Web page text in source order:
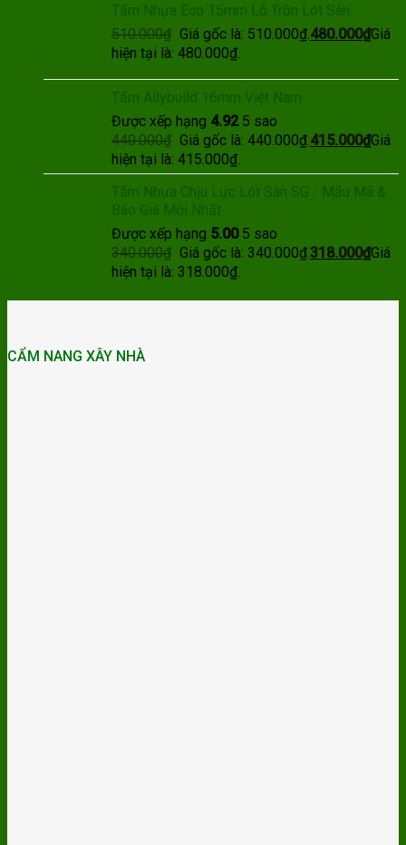
Tấm Nhựa Eco 15mm Lỗ Tròn Lót Sàn
510.000₫ Giá gốc là: 510.000₫.480.000₫Giá
hiện tại là: 480.000₫.
Tấm Allybuild 16mm Việt Nam
Được xếp hạng 4.925 sao
440.000₫ Giá gốc là: 440.000₫.415.000₫Giá
hiện tại là: 415.000₫.
Tấm Nhựa Chịu Lực Lót Sàn SG - Mẫu Mã &
Báo Giá Mới Nhất
Được xếp hạng 5.005 sao
340.000₫ Giá gốc là: 340.000₫.318.000₫Giá
hiện tại là: 318.000₫.
CẨM NANG XÂY NHÀ